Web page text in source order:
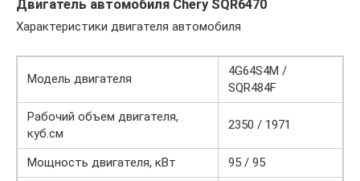
Двигатель автомобиля Chery SQR6470
Характеристики двигателя автомобиля
Модель двигателя
4G64S4M /
SQR484F
Рабочий объем двигателя,
куб.см
2350 / 1971
Мощность двигателя, кВт
95 / 95